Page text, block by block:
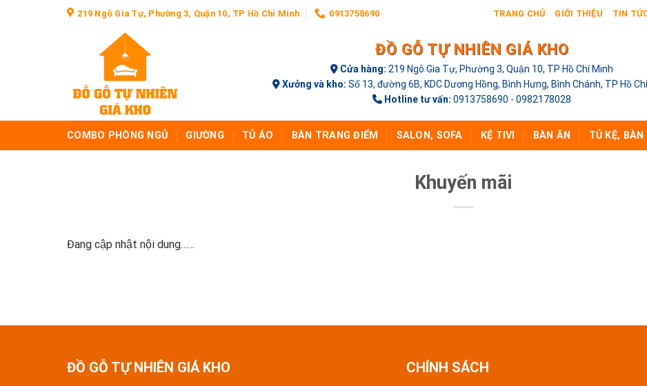
219 Ngô Gia Tự, Phường 3, Quận 10, TP Hồ Chí Minh 0913758690 TRANG CHỦ GIỚI THIỆU TIN
ĐỒ GỖ TỰ NHIÊN GIÁ KHO
Cửa hàng: 219 Ngô Gia Tự, Phường 3, Quận 10, TP Hồ Chí Minh
Xưởng và kho: Số 13, đường 6B, KDC Dương Hồng, Bình Hưng, Bình Chánh, TP Hồ
Hotline tư vấn: 0913758690 - 0982178028
COMBO PHÒNG NGỦ GIƯỜNG TỦ ÁO BÀN TRANG ĐIỂM SALON, SOFA KỆ TIVI BÀN ĂN TỦ KỆ, BÀN
Khuyến mãi
Đang cập nhật nội dung……
ĐỒ GỖ TỰ NHIÊN GIÁ KHO CHÍNH SÁCH